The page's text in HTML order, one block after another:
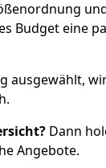
Budget eine
ausgewählt,
Dann
Angebote.